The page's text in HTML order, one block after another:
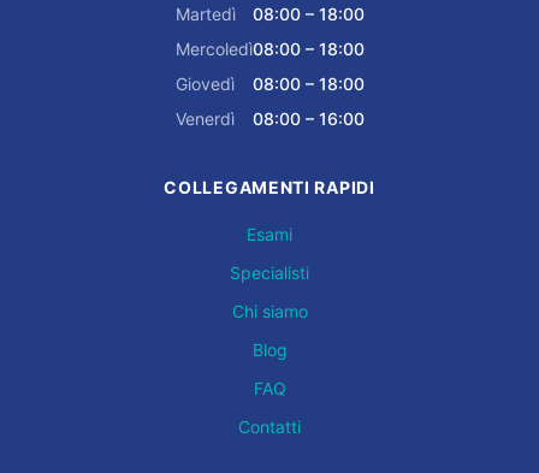
Martedì
08:00 – 18:00
Mercoledì08:00 – 18:00
Giovedì
08:00 – 18:00
Venerdì
08:00 – 16:00
COLLEGAMENTI RAPIDI
Esami
Specialisti
Chi siamo
Blog
FAQ
Contatti